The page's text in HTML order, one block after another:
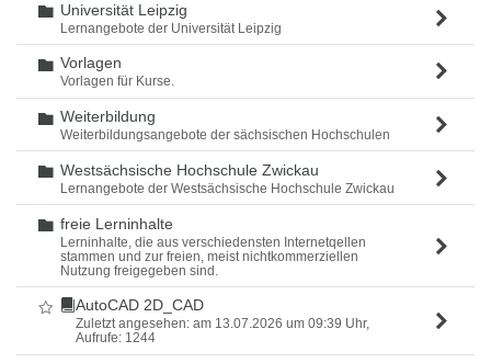
Ordner
Universität Leipzig
Lernangebote der Universität Leipzig
Ordner
Vorlagen
Vorlagen für Kurse.
Ordner
Weiterbildung
Weiterbildungsangebote der sächsischen Hochschulen
Ordner
Westsächsische Hochschule Zwickau
Lernangebote der Westsächsische Hochschule Zwickau
Ordner
freie Lerninhalte
Lerninhalte, die aus verschiedensten Internetqellen
stammen und zur freien, meist nichtkommerziellen
Nutzung freigegeben sind.
Als Favorit markieren
AutoCAD 2D_CAD
Zuletzt angesehen: am 13.07.2026 um 09:39 Uhr,
Aufrufe: 1244